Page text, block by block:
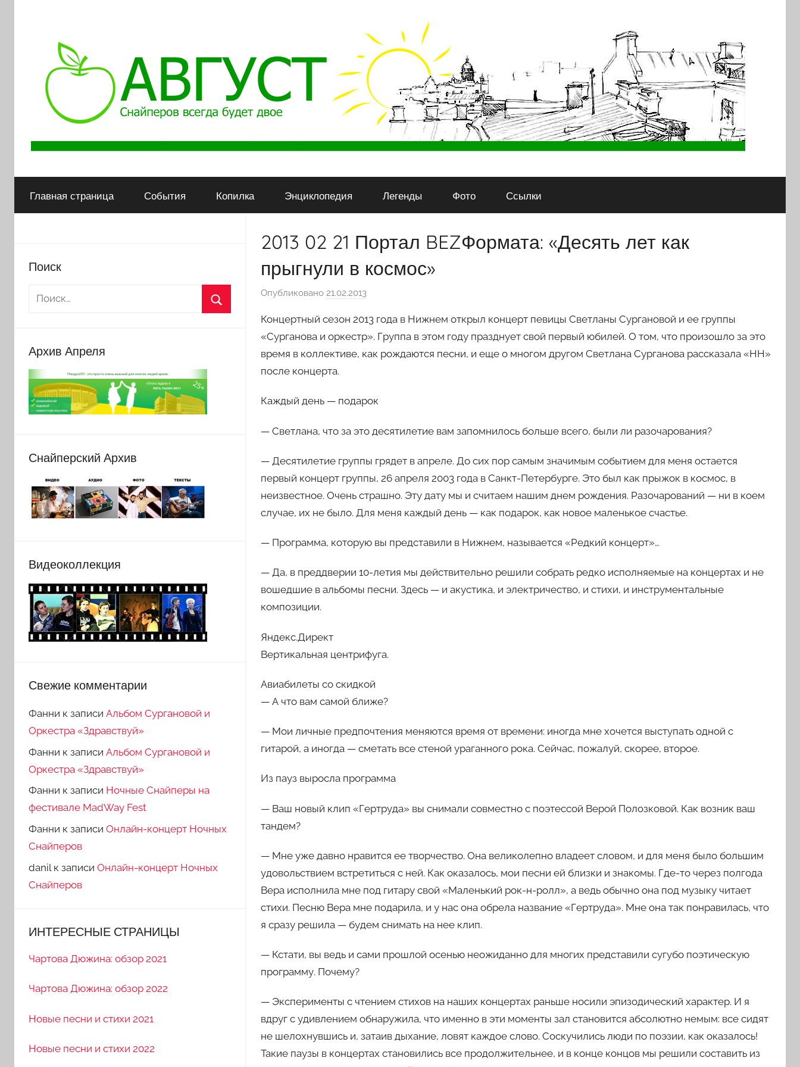
АВГУСТ
всегда
будет
Главная страница События Копилка Энциклопедия Легенды Фото Ссылки
2013 02 21 Портал BEZФормата: «Десять лет как
прыгнули в космос»
Опубликовано21.02.2013
т
о
р
Ф
н
и
Концертный сезон 2013 года в Нижнем открыл концерт певицы Светланы Сургановой и ее группы
«Сурганова и оркестр». Группа в этом году празднует свой первый юбилей. О том, что произошло за это
время в коллективе, как рождаются песни, и еще о многом другом Светлана Сурганова рассказала «НН»
после концерта.
Каждый день — подарок
— Светлана, что за это десятилетие вам запомнилось больше всего, были ли разочарования?
— Десятилетие группы грядет в апреле. До сих пор самым значимым событием для меня остается
первый концерт группы, 26 апреля 2003 года в Санкт-Петербурге. Это был как прыжок в космос, в
неизвестное. Очень страшно. Эту дату мы и считаем нашим днем рождения. Разочарований — ни в коем
случае, их не было. Для меня каждый день — как подарок, как новое маленькое счастье.
— Программа, которую вы представили в Нижнем, называется «Редкий концерт»…
— Да, в преддверии 10-летия мы действительно решили собрать редко исполняемые на концертах и не
вошедшие в альбомы песни. Здесь — и акустика, и электричество, и стихи, и инструментальные
композиции.
Яндекс.Директ
Вертикальная центрифуга.
Авиабилеты со скидкой
— А что вам самой ближе?
— Мои личные предпочтения меняются время от времени: иногда мне хочется выступать одной с
гитарой, а иногда — сметать все стеной ураганного рока. Сейчас, пожалуй, скорее, второе.
Из пауз выросла программа
— Ваш новый клип «Гертруда» вы снимали совместно с поэтессой Верой Полозковой. Как возник ваш
тандем?
— Мне уже давно нравится ее творчество. Она великолепно владеет словом, и для меня было большим
удовольствием встретиться с ней. Как оказалось, мои песни ей близки и знакомы. Где-то через полгода
Вера исполнила мне под гитару свой «Маленький рок-н-ролл», а ведь обычно она под музыку читает
стихи. Песню Вера мне подарила, и у нас она обрела название «Гертруда». Мне она так понравилась, что
я сразу решила — будем снимать на нее клип.
— Кстати, вы ведь и сами прошлой осенью неожиданно для многих представили сугубо поэтическую
программу. Почему?
— Эксперименты с чтением стихов на наших концертах раньше носили эпизодический характер. И я
вдруг с удивлением обнаружила, что именно в эти моменты зал становится абсолютно немым: все сидят
не шелохнувшись и, затаив дыхание, ловят каждое слово. Соскучились люди по поэзии, как оказалось!
Такие паузы в концертах становились все продолжительнее, и в конце концов мы решили составить из
Поиск
Архив Апреля
Снайперский Архив
Видеоколлекция
Свежие комментарии
Фанни к записи Альбом Сургановой и
Оркестра «Здравствуй»
Фанни к записи Альбом Сургановой и
Оркестра «Здравствуй»
Фанни к записи Ночные Снайперы на
фестивале MadWay Fest
Фанни к записи Онлайн-концерт Ночных
Снайперов
danilк записи Онлайн-концерт Ночных
Снайперов
ИНТЕРЕСНЫЕ СТРАНИЦЫ
Чартова Дюжина: обзор 2021
Чартова Дюжина: обзор 2022
Новые песни и стихи 2021
Новые песни и стихи 2022